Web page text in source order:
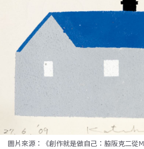
圖片來源：《創作就是做自己：脇阪克二從